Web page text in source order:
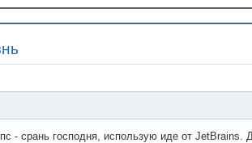
- срань господня, использую иде от JetBrains.